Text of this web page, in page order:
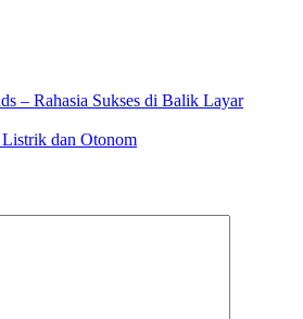
– Rahasia Sukses di Balik Layar
dan Otonom